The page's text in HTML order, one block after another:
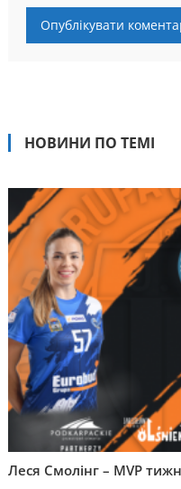
НОВИНИ ПО ТЕМІ
Леся Смолінг – MVP